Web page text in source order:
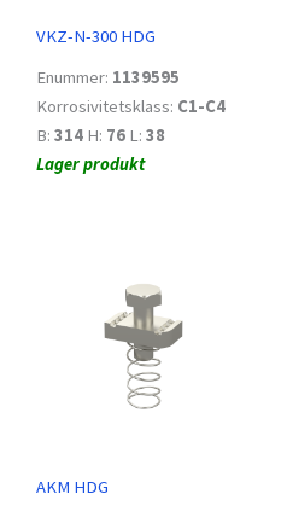
VKZ-N-300 HDG
Enummer: 1139595
Korrosivitetsklass: C1-C4
B: 314 H: 76 L: 38
Lager produkt
AKM HDG